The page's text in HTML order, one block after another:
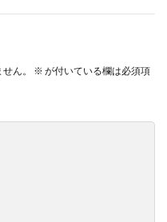
ん。 ※ が付いている欄は必須項